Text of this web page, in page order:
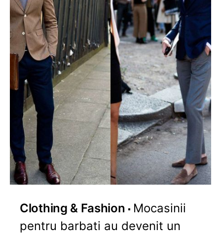
Clothing & Fashion
Mocasinii
pentru barbati au devenit un